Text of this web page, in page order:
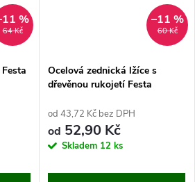
64 Kč
%
60 Kč
–11 %
Ocelová zednická lžíce s
dřevěnou rukojetí Festa
od 43,72 Kč bez DPH
od 52,90 Kč
Skladem 12 ks